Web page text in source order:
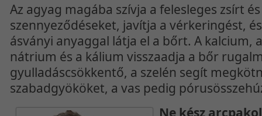
Az agyag magába szívja a felesleges zsírt
szennyeződéseket, javítja a vérkeringést,
ásványi anyaggal látja el a bőrt. A kalcium,
nátrium és a kálium visszaadja a bőr
gyulladáscsökkentő, a szelén segít
szabadgyököket, a vas pedig
Ne kész